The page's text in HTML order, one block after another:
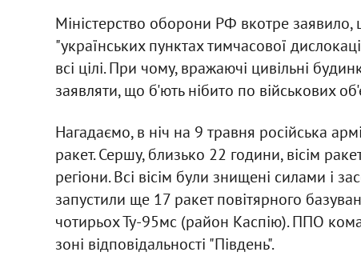
Міністерство оборони РФ вкотре заявило,
"українських пунктах тимчасової
всі цілі. При чому, вражаючі цивільні
заявляти, що б'ють нібито по військових
Нагадаємо, в ніч на 9 травня російська
ракет. Сершу, близько 22 години, вісім
регіони. Всі вісім були знищені силами і
запустили ще 17 ракет повітярного
чотирьох Ту-95мс (район Каспію). ППО
зоні відповідальності "Південь".